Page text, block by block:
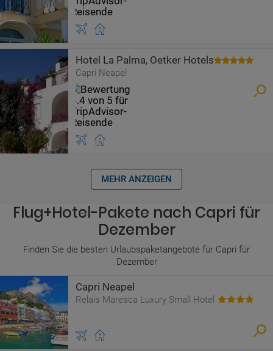
Hotel La Palma, Oetker Hotels
Capri Neapel
MEHR ANZEIGEN
Flug+Hotel-Pakete nach Capri für
Dezember
Finden Sie die besten Urlaubspaketangebote für Capri für
Dezember
Capri Neapel
Relais Maresca Luxury Small Hotel